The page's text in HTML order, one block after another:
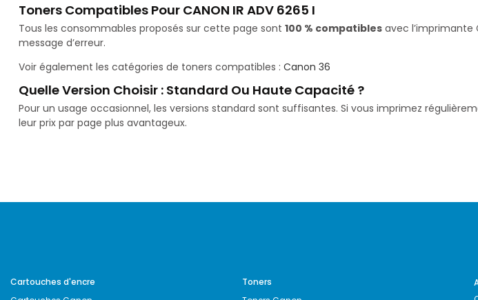
Toners Compatibles Pour CANON IR ADV 6265 I
Tous les consommables proposés sur cette page sont 100 % compatibles avec l’imprimante
message d’erreur.
Voir également les catégories de toners compatibles : Canon 36
Quelle Version Choisir : Standard Ou Haute Capacité ?
Pour un usage occasionnel, les versions standard sont suffisantes. Si vous imprimez
leur prix par page plus avantageux.
Cartouches d'encre
Toners